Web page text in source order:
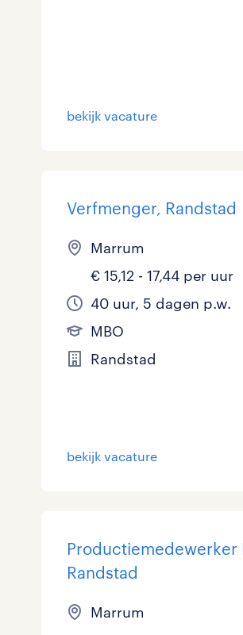
bekijk vacature
Verfmenger, Randstad
Marrum
€ 15,12 - 17,44 per uur
40 uur, 5 dagen p.w.
MBO
Randstad
bekijk vacature
Productiemedewerker
Randstad
Marrum